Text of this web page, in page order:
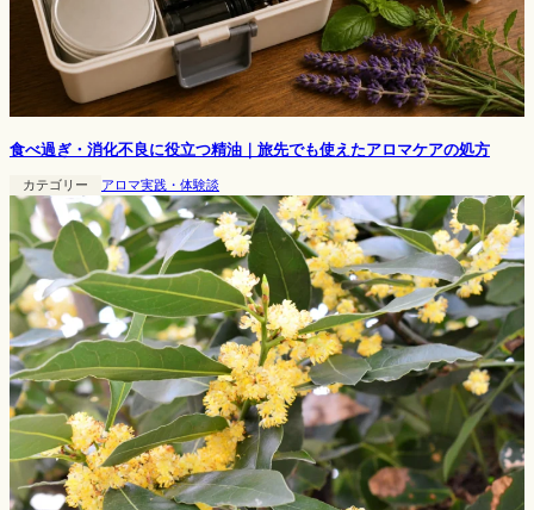
食べ過ぎ・消化不良に役立つ精油｜旅先でも使えたアロマケアの処方
カテゴリー アロマ実践・体験談